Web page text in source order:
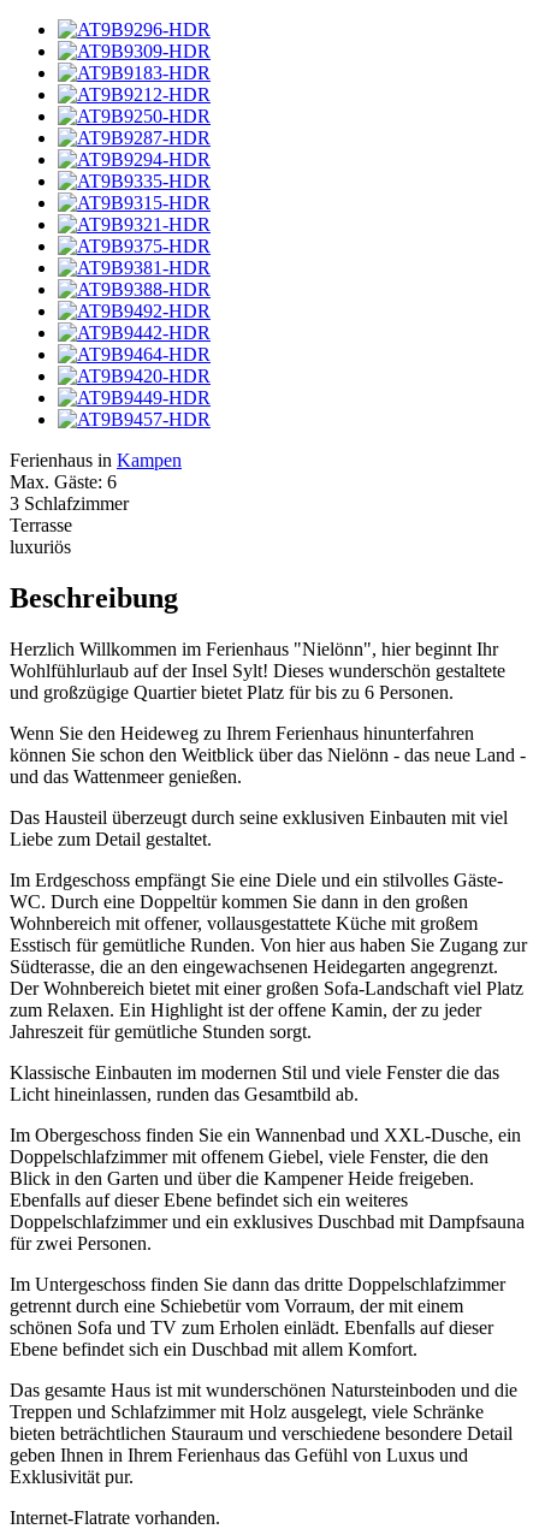
Ferienhaus in Kampen
Max. Gäste: 6
3 Schlafzimmer
Terrasse
luxuriös
Beschreibung
Herzlich Willkommen im Ferienhaus "Nielönn", hier beginnt Ihr
Wohlfühlurlaub auf der Insel Sylt! Dieses wunderschön gestaltete
und großzügige Quartier bietet Platz für bis zu 6 Personen.
Wenn Sie den Heideweg zu Ihrem Ferienhaus hinunterfahren
können Sie schon den Weitblick über das Nielönn - das neue Land -
und das Wattenmeer genießen.
Das Hausteil überzeugt durch seine exklusiven Einbauten mit viel
Liebe zum Detail gestaltet.
Im Erdgeschoss empfängt Sie eine Diele und ein stilvolles Gäste-
WC. Durch eine Doppeltür kommen Sie dann in den großen
Wohnbereich mit offener, vollausgestattete Küche mit großem
Esstisch für gemütliche Runden. Von hier aus haben Sie Zugang zur
Südterasse, die an den eingewachsenen Heidegarten angegrenzt.
Der Wohnbereich bietet mit einer großen Sofa-Landschaft viel Platz
zum Relaxen. Ein Highlight ist der offene Kamin, der zu jeder
Jahreszeit für gemütliche Stunden sorgt.
Klassische Einbauten im modernen Stil und viele Fenster die das
Licht hineinlassen, runden das Gesamtbild ab.
Im Obergeschoss finden Sie ein Wannenbad und XXL-Dusche, ein
Doppelschlafzimmer mit offenem Giebel, viele Fenster, die den
Blick in den Garten und über die Kampener Heide freigeben.
Ebenfalls auf dieser Ebene befindet sich ein weiteres
Doppelschlafzimmer und ein exklusives Duschbad mit Dampfsauna
für zwei Personen.
Im Untergeschoss finden Sie dann das dritte Doppelschlafzimmer
getrennt durch eine Schiebetür vom Vorraum, der mit einem
schönen Sofa und TV zum Erholen einlädt. Ebenfalls auf dieser
Ebene befindet sich ein Duschbad mit allem Komfort.
Das gesamte Haus ist mit wunderschönen Natursteinboden und die
Treppen und Schlafzimmer mit Holz ausgelegt, viele Schränke
bieten beträchtlichen Stauraum und verschiedene besondere Detail
geben Ihnen in Ihrem Ferienhaus das Gefühl von Luxus und
Exklusivität pur.
Internet-Flatrate vorhanden.